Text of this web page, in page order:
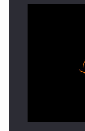
PUTTING